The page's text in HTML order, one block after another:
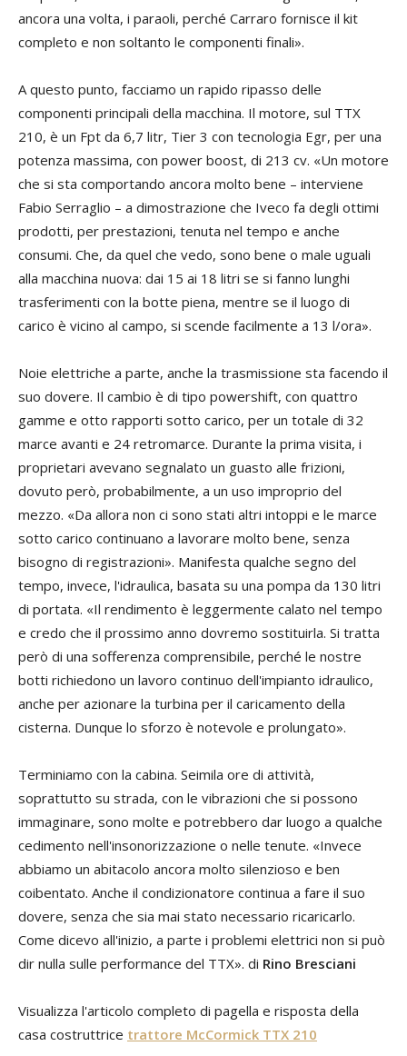
ancora una volta, i paraoli, perché Carraro fornisce il kit
completo e non soltanto le componenti finali».
A questo punto, facciamo un rapido ripasso delle
componenti principali della macchina. Il motore, sul TTX
210, è un Fpt da 6,7 litr, Tier 3 con tecnologia Egr, per una
potenza massima, con power boost, di 213 cv. «Un motore
che si sta comportando ancora molto bene – interviene
Fabio Serraglio – a dimostrazione che Iveco fa degli ottimi
prodotti, per prestazioni, tenuta nel tempo e anche
consumi. Che, da quel che vedo, sono bene o male uguali
alla macchina nuova: dai 15 ai 18 litri se si fanno lunghi
trasferimenti con la botte piena, mentre se il luogo di
carico è vicino al campo, si scende facilmente a 13 l/ora».
Noie elettriche a parte, anche la trasmissione sta facendo il
suo dovere. Il cambio è di tipo powershift, con quattro
gamme e otto rapporti sotto carico, per un totale di 32
marce avanti e 24 retromarce. Durante la prima visita, i
proprietari avevano segnalato un guasto alle frizioni,
dovuto però, probabilmente, a un uso improprio del
mezzo. «Da allora non ci sono stati altri intoppi e le marce
sotto carico continuano a lavorare molto bene, senza
bisogno di registrazioni». Manifesta qualche segno del
tempo, invece, l'idraulica, basata su una pompa da 130 litri
di portata. «Il rendimento è leggermente calato nel tempo
e credo che il prossimo anno dovremo sostituirla. Si tratta
però di una sofferenza comprensibile, perché le nostre
botti richiedono un lavoro continuo dell'impianto idraulico,
anche per azionare la turbina per il caricamento della
cisterna. Dunque lo sforzo è notevole e prolungato».
Terminiamo con la cabina. Seimila ore di attività,
soprattutto su strada, con le vibrazioni che si possono
immaginare, sono molte e potrebbero dar luogo a qualche
cedimento nell'insonorizzazione o nelle tenute. «Invece
abbiamo un abitacolo ancora molto silenzioso e ben
coibentato. Anche il condizionatore continua a fare il suo
dovere, senza che sia mai stato necessario ricaricarlo.
Come dicevo all'inizio, a parte i problemi elettrici non si può
dir nulla sulle performance del TTX». di Rino Bresciani
Visualizza l'articolo completo di pagella e risposta della
casa costruttrice trattore McCormick TTX 210